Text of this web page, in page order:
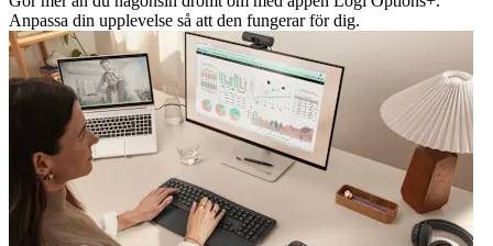
Anpassa din upplevelse så att den fungerar för dig.